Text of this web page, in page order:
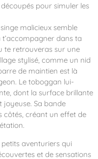
concepteurs
de vacances
de
tous les enfants
jeux
d’école
& sportives
pour simuler les
malicieux semble
dans ta
te retrouveras sur une
stylisé, comme un nid
de maintien est là
Le toboggan lui-
dont la surface brillante
joyeuse. Sa bande
côtés, créant un effet de
petits aventuriers qui
et de sensations